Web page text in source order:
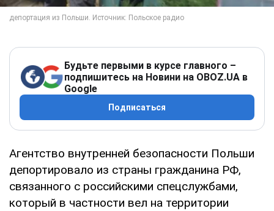
Будьте первыми в курсе главного –
подпишитесь на Новини на OBOZ.UA в
Google
Подписаться
Агентство внутренней безопасности Польши
депортировало из страны гражданина РФ,
связанного с российскими спецслужбами,
который в частности вел на территории